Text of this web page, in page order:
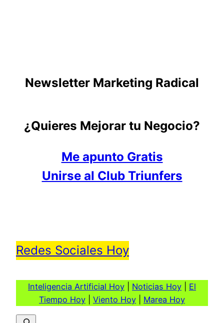
Newsletter Marketing Radical
¿Quieres Mejorar tu Negocio?
Me apunto Gratis
Unirse al Club Triunfers
Redes Sociales Hoy
Inteligencia Artificial Hoy Noticias Hoy
El
Tiempo Hoy
Viento Hoy Marea Hoy